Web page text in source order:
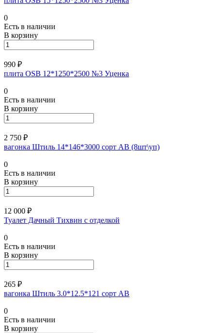
0
Есть в наличии
В корзину
990 ₽
плита ОSB 12*1250*2500 №3 Уценка
0
Есть в наличии
В корзину
2 750 ₽
вагонка Штиль 14*146*3000 сорт АВ (8шт\уп)
0
Есть в наличии
В корзину
12 000 ₽
Туалет Дачный Тихвин с отделкой
0
Есть в наличии
В корзину
265 ₽
вагонка Штиль 3.0*12.5*121 сорт АВ
0
Есть в наличии
В корзину